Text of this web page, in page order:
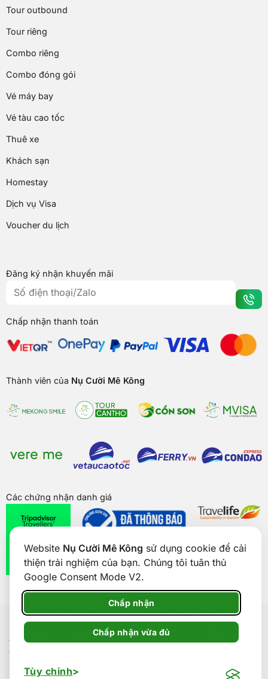
Website Nụ Cười Mê Kông sử dụng cookie để cải
thiện trải nghiệm của bạn. Chúng tôi tuân thủ
Google Consent Mode V2.
Chấp nhận
Chấp nhận vừa đủ
Tùy chỉnh
Tour outbound
Tour riêng
Combo riêng
Combo đóng gói
Vé máy bay
Vé tàu cao tốc
Thuê xe
Khách sạn
Homestay
Dịch vụ Visa
Voucher du lịch
Đăng ký nhận khuyến mãi
Chấp nhận thanh toán
Thành viên của Nụ Cười Mê Kông
Các chứng nhận danh giá
Bản quyền củaNụ Cười Mê Kông® 2026. CÔNG TY CỔ PHẦN
THƯƠNG MẠI DU LỊCH NỤ CƯỜI MÊ KÔNG. GPDKKD: 1801511350
do sở KH & ĐT TP. Cần Thơ cấp ngày 24/01/2017. Số giấy phép kinh
doanh lữ hành Quốc tế: 92-018/2022/TCDL-GP LHQT. Địa chỉ: Số 5,
Nam. Điện thoại: 0292 888 9989. Email: cskh@nucuoimekong.com.